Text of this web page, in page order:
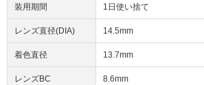
装用期間 1日使い捨て
レンズ直径(DIA) 14.5mm
着色直径 13.7mm
レンズBC 8.6mm